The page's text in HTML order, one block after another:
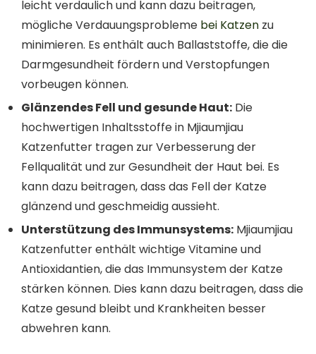
leicht verdaulich und kann dazu beitragen,
mögliche Verdauungsprobleme bei Katzen zu
minimieren. Es enthält auch Ballaststoffe, die die
Darmgesundheit fördern und Verstopfungen
vorbeugen können.
Glänzendes Fell und gesunde Haut: Die
hochwertigen Inhaltsstoffe in Mjiaumjiau
Katzenfutter tragen zur Verbesserung der
Fellqualität und zur Gesundheit der Haut bei. Es
kann dazu beitragen, dass das Fell der Katze
glänzend und geschmeidig aussieht.
Unterstützung des Immunsystems: Mjiaumjiau
Katzenfutter enthält wichtige Vitamine und
Antioxidantien, die das Immunsystem der Katze
stärken können. Dies kann dazu beitragen, dass die
Katze gesund bleibt und Krankheiten besser
abwehren kann.